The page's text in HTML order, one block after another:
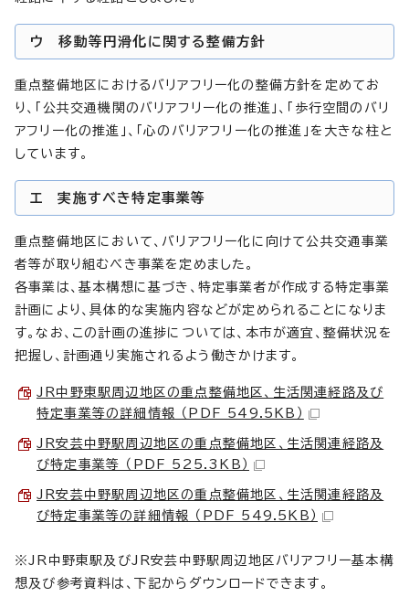
ウ 移動等円滑化に関する整備方針
重点整備地区におけるバリアフリー化の整備方針を定めてお
り、「公共交通機関のバリアフリー化の推進」、「歩行空間のバリ
アフリー化の推進」、「心のバリアフリー化の推進」を大きな柱と
しています。
エ 実施すべき特定事業等
重点整備地区において、バリアフリー化に向けて公共交通事業
者等が取り組むべき事業を定めました。
各事業は、基本構想に基づき、特定事業者が作成する特定事業
計画により、具体的な実施内容などが定められることになりま
す。なお、この計画の進捗については、本市が適宜、整備状況を
把握し、計画通り実施されるよう働きかけます。
JR中野東駅周辺地区の重点整備地区、生活関連経路及び
特定事業等の詳細情報 （PDF 549.5KB）
JR安芸中野駅周辺地区の重点整備地区、生活関連経路及
び特定事業等 （PDF 525.3KB）
JR安芸中野駅周辺地区の重点整備地区、生活関連経路及
び特定事業等の詳細情報 （PDF 549.5KB）
※JR中野東駅及びJR安芸中野駅周辺地区バリアフリー基本構
想及び参考資料は、下記からダウンロードできます。